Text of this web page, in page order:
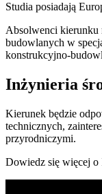
Studia posiadają
Absolwenci kierunku
budowlanych w
konstrukcyjno-
Inżynieria
Kierunek będzie
technicznych,
przyrodniczymi.
Dowiedz się więcej